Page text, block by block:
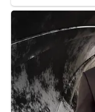
0/5(0 Bewertungen)